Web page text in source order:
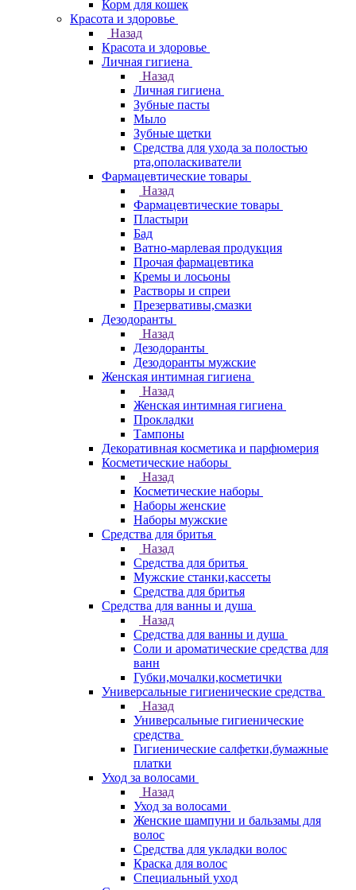
Корм для кошек
Красота и здоровье
Назад
Красота и здоровье
Личная гигиена
Назад
Личная гигиена
Зубные пасты
Мыло
Зубные щетки
Средства для ухода за полостью
рта,ополаскиватели
Фармацевтические товары
Назад
Фармацевтические товары
Пластыри
Бад
Ватно-марлевая продукция
Прочая фармацевтика
Кремы и лосьоны
Растворы и спреи
Презервативы,смазки
Дезодоранты
Назад
Дезодоранты
Дезодоранты мужские
Женская интимная гигиена
Назад
Женская интимная гигиена
Прокладки
Тампоны
Декоративная косметика и парфюмерия
Косметические наборы
Назад
Косметические наборы
Наборы женские
Наборы мужские
Средства для бритья
Назад
Средства для бритья
Мужские станки,кассеты
Средства для бритья
Средства для ванны и душа
Назад
Средства для ванны и душа
Соли и ароматические средства для
ванн
Губки,мочалки,косметички
Универсальные гигиенические средства
Назад
Универсальные гигиенические
средства
Гигиенические салфетки,бумажные
платки
Уход за волосами
Назад
Уход за волосами
Женские шампуни и бальзамы для
волос
Средства для укладки волос
Краска для волос
Специальный уход